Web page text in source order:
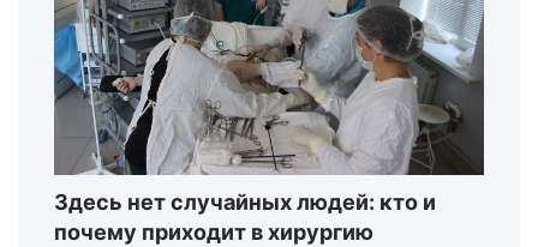
Здесь нет случайных людей: кто и
почему приходит в хирургию